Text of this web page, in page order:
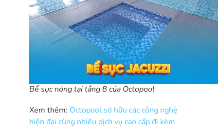
Bể sục nóng tại tầng 8 của Octopool
Xem thêm: Octopool sở hữu các công nghệ
hiện đại cùng nhiều dịch vụ cao cấp đi kèm